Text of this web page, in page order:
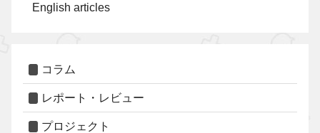
English articles
コラム
レポート・レビュー
プロジェクト